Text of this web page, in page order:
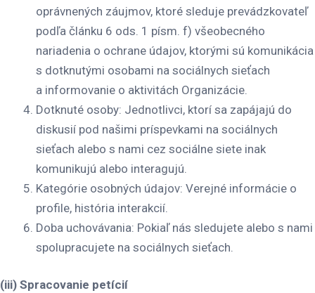
oprávnených záujmov, ktoré sleduje prevádzkovateľ
podľa článku 6 ods. 1 písm. f) všeobecného
nariadenia o ochrane údajov, ktorými sú komunikácia
s dotknutými osobami na sociálnych sieťach
a informovanie o aktivitách Organizácie.
Dotknuté osoby: Jednotlivci, ktorí sa zapájajú do
diskusií pod našimi príspevkami na sociálnych
sieťach alebo s nami cez sociálne siete inak
komunikujú alebo interagujú.
Kategórie osobných údajov: Verejné informácie o
profile, história interakcií.
Doba uchovávania: Pokiaľ nás sledujete alebo s nami
spolupracujete na sociálnych sieťach.
(iii) Spracovanie petícií